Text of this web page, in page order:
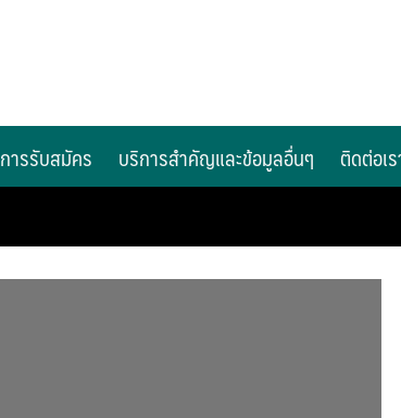
การรับสมัคร บริการสำคัญและข้อมูลอื่นๆ ติดต่อเ